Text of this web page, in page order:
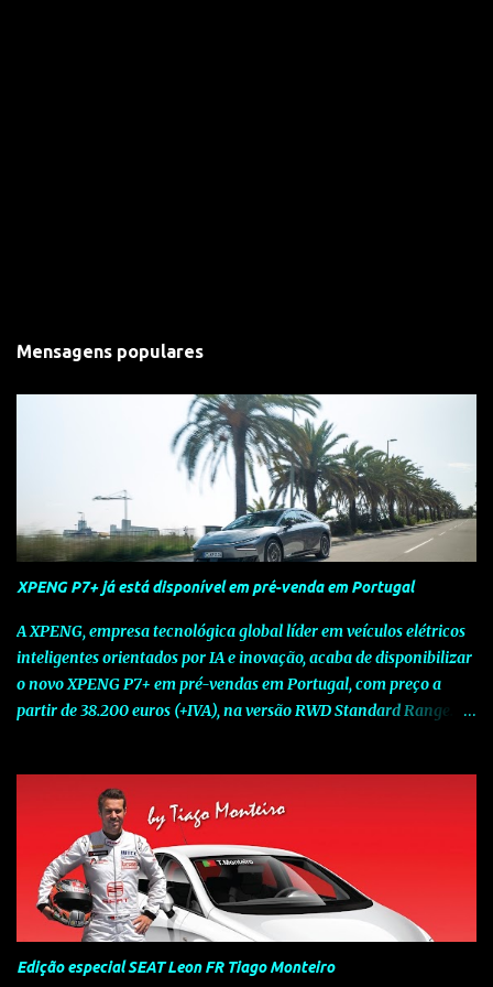
Mensagens populares
XPENG P7+ já está disponível em pré-venda em Portugal
A XPENG, empresa tecnológica global líder em veículos elétricos
inteligentes orientados por IA e inovação, acaba de disponibilizar
o novo XPENG P7+ em pré-vendas em Portugal, com preço a
partir de 38.200 euros (+IVA), na versão RWD Standard Range.
num momento decisivo, em que a indústria automóvel evolui da
mobilidade baseada na potência para a mobilidade baseada na
inteligência. Concebido como um fastback preparado para o
futuro e otimizado por Inteligência Artificial (IA), o novo XPENG
P7+ combina uma arquitetura inteligente avançada, um espaço
de referência no segmento e grande versatilidade para viagens,
respondendo às exigências do quotidiano europeu e refletindo o
compromisso de longo prazo da XPENG com a mobilidade
Edição especial SEAT Leon FR Tiago Monteiro